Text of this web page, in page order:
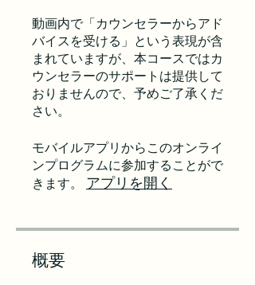
動画内で「カウンセラーからアド
バイスを受ける」という表現が含
まれていますが、本コースではカ
ウンセラーのサポートは提供して
おりませんので、予めご了承くだ
モバイルアプリからこのオンライ
ンプログラムに参加することがで
きます。
アプリを開く
概要